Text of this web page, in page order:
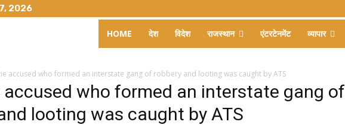
2026
HOME देश विदेश राजस्थान एंटरटेनमेंट व्यापार
accused who formed an interstate gang of robbery and looting was caught by ATS
accused who formed an interstate gang of
looting was caught by ATS